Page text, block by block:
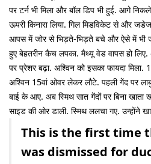
पर टर्न भी मिला और बॉल डिप भी हुई. आगे
ऊपरी किनारा लिया. गिल मिडविकेट से और
आपस में जोर से भिड़ते-भिड़ते बचे और ऐसे में भी
हुए बेहतरीन कैच लपका. मैथ्यू वेड वापस हो
पर प्रेशर बढ़ा. अश्विन को इसका फायदा
अश्विन 15वां ओवर लेकर लौटे. पहली गेंद पर
बाई के आए. अब स्मिथ सात गेंदों पर बिना
साइड की ओर डाली. स्मिथ ललचा गए. उन्होंने
This is the first time
was dismissed for